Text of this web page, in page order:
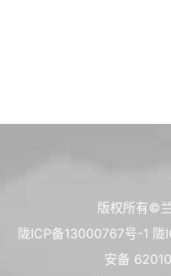
版权所有©
陇ICP备13000767号-1 陇
安备